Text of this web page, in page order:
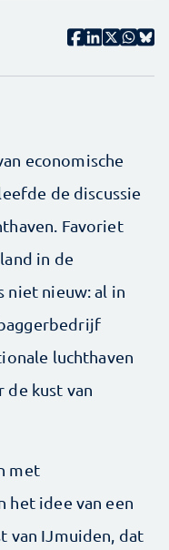
economische
de discussie
Favoriet
in de
niet nieuw: al in
luchthaven
de kust van
met
het idee van een
van IJmuiden, dat